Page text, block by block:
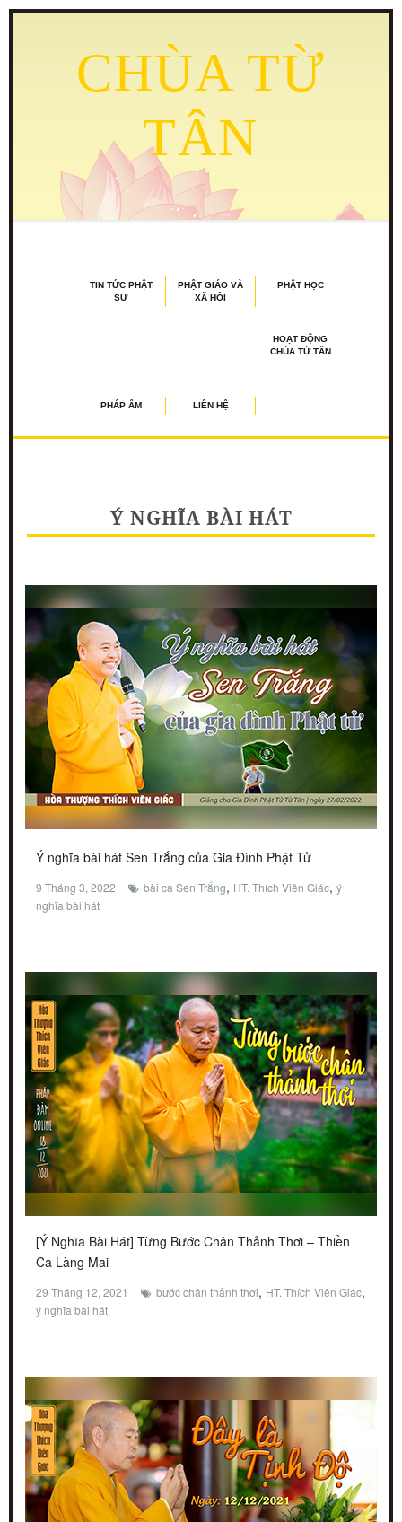
CHÙA TỪ
TÂN
TIN TỨC PHẬT
SỰ
PHẬT GIÁO VÀ
XÃ HỘI
PHẬT HỌC
HOẠT ĐỘNG
CHÙA TỪ TÂN
PHÁP ÂM LIÊN HỆ
Ý NGHĨA BÀI HÁT
Ý nghĩa bài hát Sen Trắng của Gia Đình Phật Tử
9 Tháng 3, 2022 bài ca Sen Trắng, HT. Thích Viên Giác, ý
nghĩa bài hát
[Ý Nghĩa Bài Hát] Từng Bước Chân Thảnh Thơi – Thiền
Ca Làng Mai
29 Tháng 12, 2021 bước chân thảnh thơi, HT. Thích Viên Giác,
ý nghĩa bài hát